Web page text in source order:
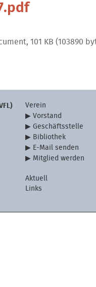
101 KB (103890
Verein
Vorstand
Geschäftsstelle
Bibliothek
E-Mail senden
Mitglied werden
Aktuell
Links